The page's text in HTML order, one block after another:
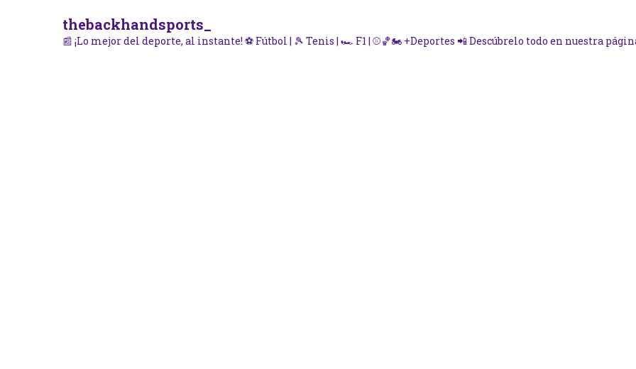
thebackhandsports_
📰 ¡Lo mejor del deporte, al instante! ⚽ Fútbol | 🎾 Tenis | 🏎️ F1 | ⚾🏀🏍️ +Deportes 📲 Descúbrelo todo en nuestra